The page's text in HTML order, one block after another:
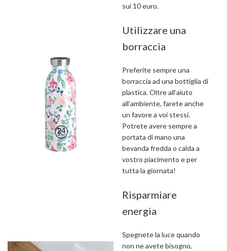
sui 10 euro.
Utilizzare una
borraccia
Preferite sempre una
borraccia ad una bottiglia di
plastica. Oltre all’aiuto
all’ambiente, farete anche
un favore a voi stessi.
Potrete avere sempre a
portata di mano una
bevanda fredda o calda a
vostro piacimento e per
tutta la giornata!
Risparmiare
energia
Spegnete la luce quando
non ne avete bisogno,